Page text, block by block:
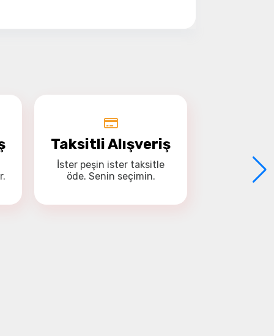
Taksitli Alışveriş
İster peşin ister taksitle
öde. Senin seçimin.